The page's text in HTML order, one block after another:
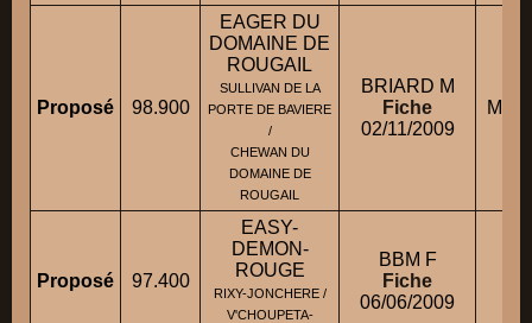
Proposé 98.900
EAGER DU
DOMAINE DE
ROUGAIL
SULLIVAN DE LA
PORTE DE BAVIERE
/
CHEWAN DU
DOMAINE DE
ROUGAIL
BRIARD M
Fiche
02/11/2009
Proposé 97.400
EASY-
DEMON-
ROUGE
RIXY-JONCHERE /
V'CHOUPETA-
BBM F
Fiche
06/06/2009